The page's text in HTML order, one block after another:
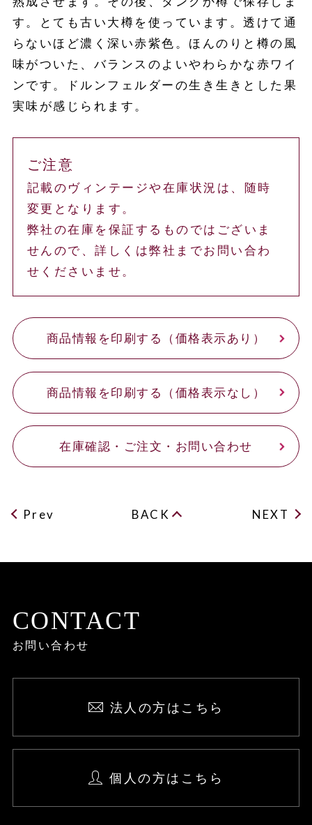
す。とても古い大樽を使っています。透けて通
らないほど濃く深い赤紫色。ほんのりと樽の風
味がついた、バランスのよいやわらかな赤ワイ
ンです。ドルンフェルダーの生き生きとした果
実味が感じられます。
ご注意
記載のヴィンテージや在庫状況は、随時
変更となります。
弊社の在庫を保証するものではございま
せんので、詳しくは弊社までお問い合わ
せくださいませ。
商品情報を印刷する（価格表示あり）
商品情報を印刷する（価格表示なし）
在庫確認・ご注文・お問い合わせ
Prev BACK NEXT
CONTACT
お問い合わせ
法人の方はこちら
個人の方はこちら